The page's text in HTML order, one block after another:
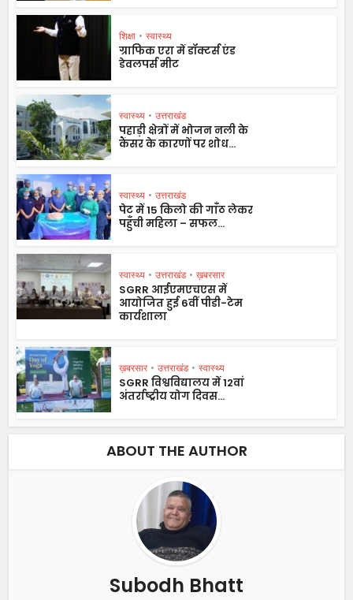
शिक्षा • स्वास्थ्य
ग्राफिक एरा में डॉक्टर्स एंड
डेवलपर्स मीट
स्वास्थ्य • उत्तराखंड
पहाड़ी क्षेत्रों में भोजन नली के
कैंसर के कारणों पर शोध...
स्वास्थ्य • उत्तराखंड
पेट में 15 किलो की गाँठ लेकर
पहुँची महिला – सफल...
स्वास्थ्य • उत्तराखंड • ख़बरसार
SGRR आईएमएचएस में
आयोजित हुई 6वीं पीडी-टेम
कार्यशाला
ख़बरसार • उत्तराखंड • स्वास्थ्य
SGRR विश्वविद्यालय में 12वां
अंतर्राष्ट्रीय योग दिवस...
ABOUT THE AUTHOR
Subodh Bhatt